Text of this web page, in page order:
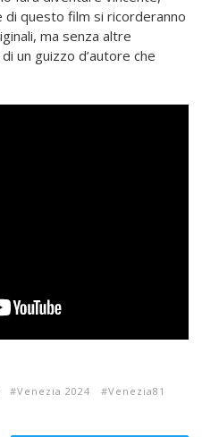
di questo film si ricorderanno
ma senza altre
un guizzo d’autore che
Venezia 2024 Venezia81